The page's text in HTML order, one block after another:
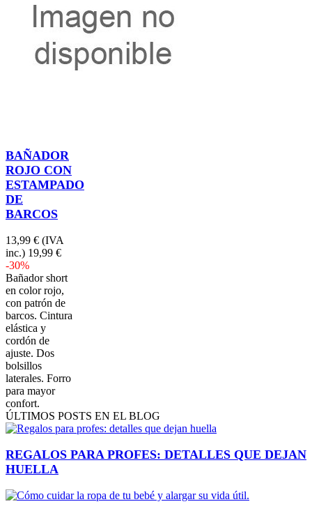
BAÑADOR
ROJO CON
ESTAMPADO
DE
BARCOS
13,99 € (IVA
inc.) 19,99 €
-30%
Bañador short
en color rojo,
con patrón de
barcos. Cintura
elástica y
cordón de
ajuste. Dos
bolsillos
laterales. Forro
para mayor
confort.
ÚLTIMOS POSTS EN EL BLOG
REGALOS PARA PROFES: DETALLES QUE DEJAN
HUELLA